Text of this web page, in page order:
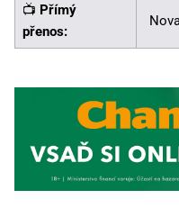
📺 Přímý
přenos: